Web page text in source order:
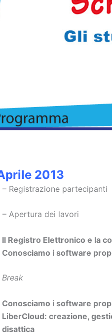
2013
– Registrazione partecipanti
– Apertura dei lavori
Il Registro Elettronico e la
Conosciamo i software
Conosciamo i software
LiberCloud: creazione,
disattica